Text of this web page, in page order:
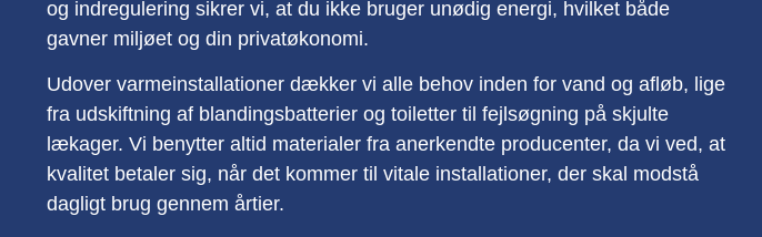
og indregulering sikrer vi, at du ikke bruger unødig energi, hvilket både
gavner miljøet og din privatøkonomi.
Udover varmeinstallationer dækker vi alle behov inden for vand og afløb, lige
fra udskiftning af blandingsbatterier og toiletter til fejlsøgning på skjulte
lækager. Vi benytter altid materialer fra anerkendte producenter, da vi ved, at
kvalitet betaler sig, når det kommer til vitale installationer, der skal modstå
dagligt brug gennem årtier.